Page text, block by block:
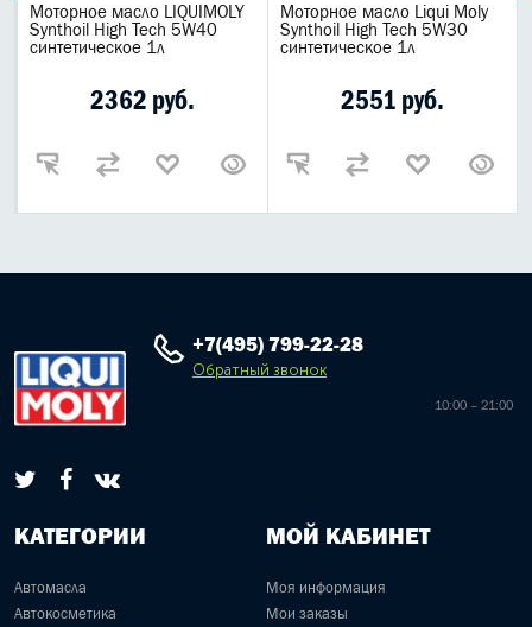
Моторное масло LIQUIMOLY
Synthoil High Tech 5W40
синтетическое 1л
2362 руб.
Моторное масло Liqui Moly
Synthoil High Tech 5W30
синтетическое 1л
2551 руб.
+7(495) 799-22-28
Обратный звонок
10:00 – 21:00
КАТЕГОРИИ
Автомасла
Автокосметика
МОЙ КАБИНЕТ
Моя информация
Мои заказы